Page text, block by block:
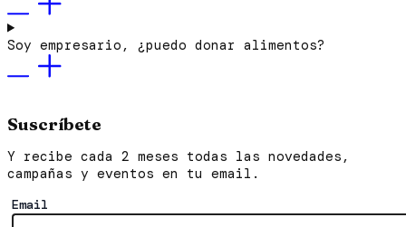
Soy empresario, ¿puedo donar alimentos?
Suscríbete
Y recibe cada 2 meses todas las novedades,
campañas y eventos en tu email.
Email